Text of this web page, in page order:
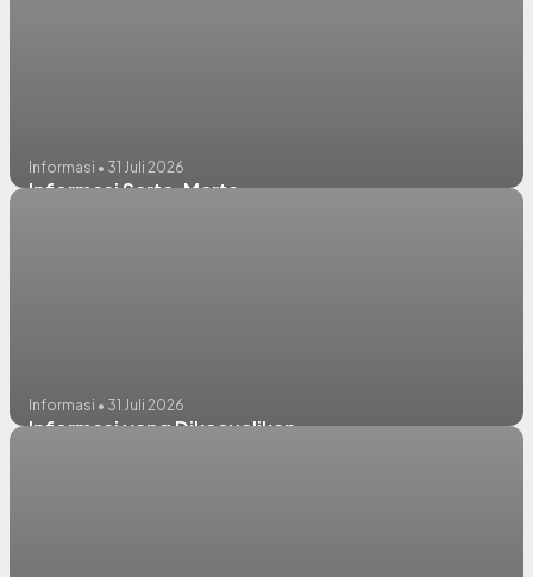
Informasi • 31 Juli 2026
Informasi Serta-Merta
Informasi • 31 Juli 2026
Informasi yang Dikecualikan